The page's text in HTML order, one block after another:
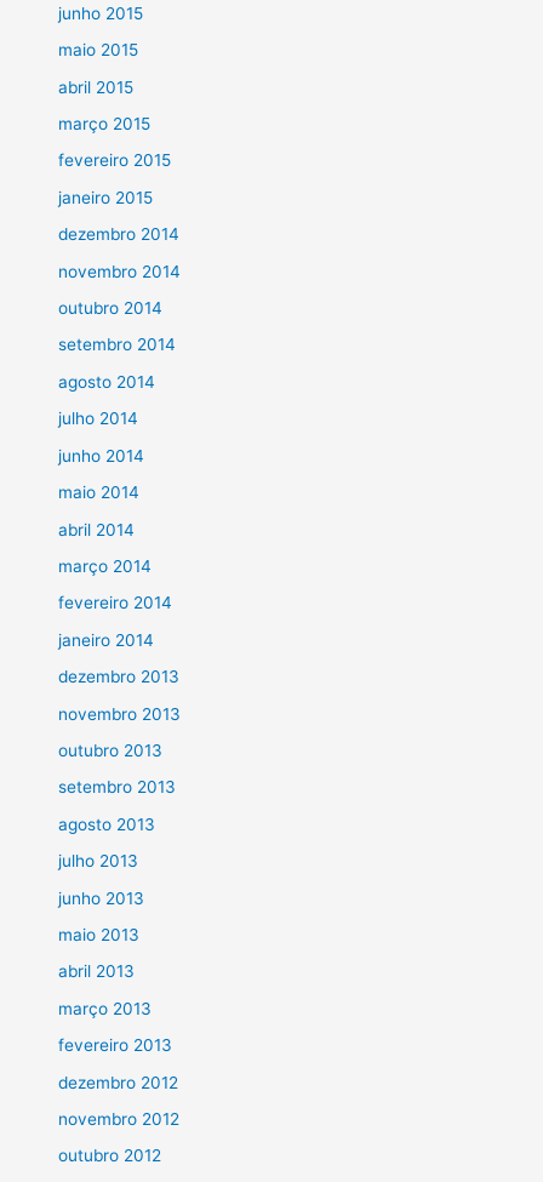
junho 2015
maio 2015
abril 2015
março 2015
fevereiro 2015
janeiro 2015
dezembro 2014
novembro 2014
outubro 2014
setembro 2014
agosto 2014
julho 2014
junho 2014
maio 2014
abril 2014
março 2014
fevereiro 2014
janeiro 2014
dezembro 2013
novembro 2013
outubro 2013
setembro 2013
agosto 2013
julho 2013
junho 2013
maio 2013
abril 2013
março 2013
fevereiro 2013
dezembro 2012
novembro 2012
outubro 2012